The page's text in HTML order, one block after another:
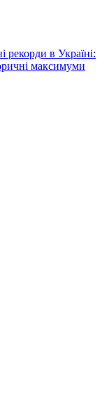
рекорди в Україні:
максимуми